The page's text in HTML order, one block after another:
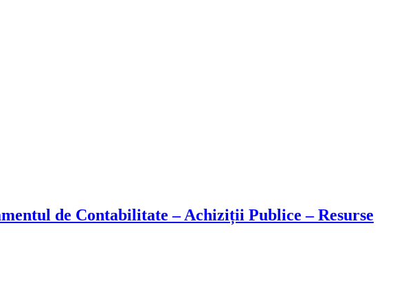
de Contabilitate – Achiziții Publice – Resurse